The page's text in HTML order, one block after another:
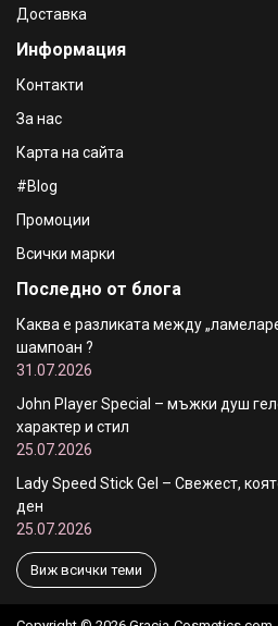
Алое 2х5мл
€1.49 / 2.91 лв.
Доставка
Информация
Контакти
За нас
Карта на сайта
#Blog
Промоции
Всички марки
Последно от блога
Каква е разликата между
шампоан ?
31.07.2026
John Player Special – мъжки душ
характер и стил
25.07.2026
Lady Speed Stick Gel – Свежест,
ден
25.07.2026
Виж всички теми